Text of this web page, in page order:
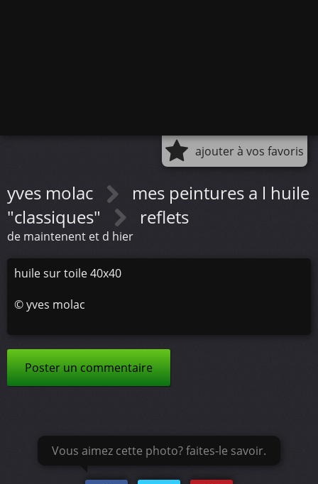
ajouter à vos favoris
yves molac
mes peintures a l huile
"classiques"
reflets
de maintenent et d hier
huile sur toile 40x40
©yves molac
Poster un commentaire
Vous aimez cette photo? faites-le savoir.